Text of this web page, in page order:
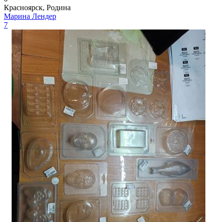
Красноярск, Родина
Марина Лендер
7